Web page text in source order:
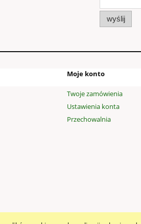
wyślij
Moje konto
Twoje zamówienia
Ustawienia konta
Przechowalnia